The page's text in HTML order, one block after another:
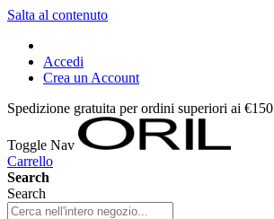
Salta al contenuto
Accedi
Crea un Account
Spedizione gratuita per ordini superiori ai €150
Toggle Nav
Carrello
Search
Search